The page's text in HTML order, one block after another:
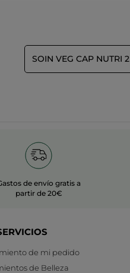
SOIN VEG CAP NUTRI 2
de envío gratis a
partir de 20€
de mi pedido
de Belleza